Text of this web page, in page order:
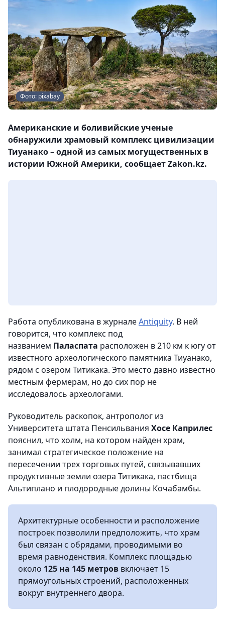
Фото: pixabay
Американские и боливийские ученые
обнаружили храмовый комплекс цивилизации
Тиуанако – одной из самых могущественных в
истории Южной Америки, сообщает Zakon.kz.
Работа опубликована в журналеAntiquity. В ней
говорится, что комплекс под
названием Паласпата расположен в 210 км к югу от
известного археологического памятника Тиуанако,
рядом с озером Титикака. Это место давно известно
местным фермерам, но до сих пор не
исследовалось археологами.
Руководитель раскопок, антрополог из
Университета штата Пенсильвания Хосе Каприлес
пояснил, что холм, на котором найден храм,
занимал стратегическое положение на
пересечении трех торговых путей, связывавших
продуктивные земли озера Титикака, пастбища
Альтиплано и плодородные долины Кочабамбы.
Архитектурные особенности и расположение
построек позволили предположить, что храм
был связан с обрядами, проводимыми во
время равноденствия. Комплекс площадью
около 125 на 145 метров включает 15
прямоугольных строений, расположенных
вокруг внутреннего двора.